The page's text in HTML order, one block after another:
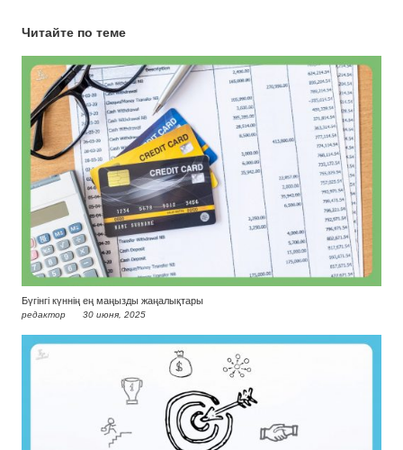
Читайте по теме
Бүгінгі күннің ең маңызды жаңалықтары
редактор 30 июня, 2025